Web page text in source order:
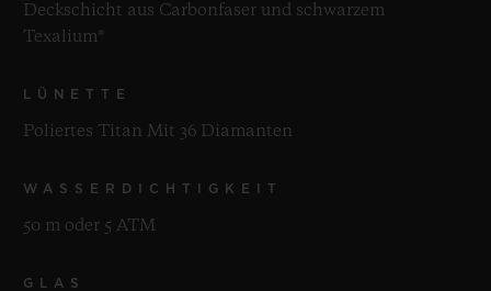
Deckschicht aus Carbonfaser und schwarzem
Texalium®
LÜNETTE
Poliertes Titan Mit 36 Diamanten
WASSERDICHTIGKEIT
50 m oder 5 ATM
GLAS